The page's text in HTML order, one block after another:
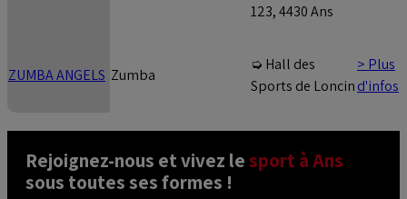
123, 4430 Ans
ZUMBA ANGELS Zumba
➭ Hall des
Sports de Loncin
> Plus
d'infos
Rejoignez-nous et vivez le sport à Ans
sous toutes ses formes !